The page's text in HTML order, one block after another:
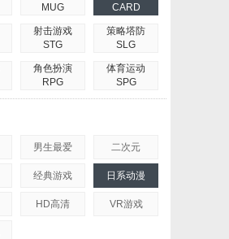
MUG
CARD
射击游戏
STG
策略塔防
SLG
角色扮演
RPG
体育运动
SPG
男生最爱 二次元
经典游戏 日系动漫
HD高清 VR游戏